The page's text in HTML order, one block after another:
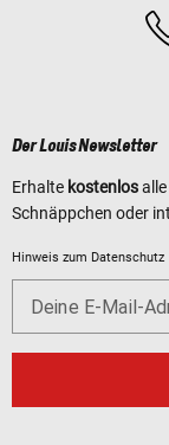
Der Louis Newsletter
Erhalte kostenlos
Schnäppchen oder
Hinweis zum Datenschutz
Deine E-Mail-